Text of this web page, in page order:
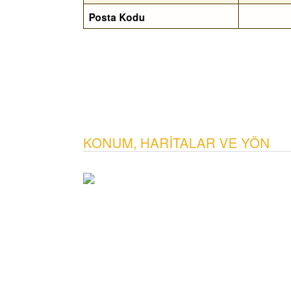
Posta Kodu
KONUM, HARITALAR VE YÖN